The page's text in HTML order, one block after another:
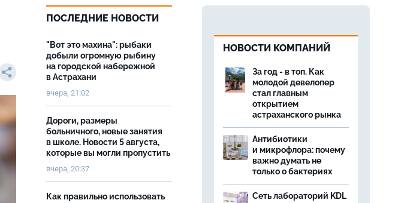
ПОСЛЕДНИЕ НОВОСТИ
"Вот это махина": рыбаки
добыли огромную рыбину
на городской набережной
в Астрахани
вчера, 21:02
Дороги, размеры
больничного, новые занятия
в школе. Новости 5 августа,
которые вы могли пропустить
вчера, 20:37
Как правильно использовать
НОВОСТИ КОМПАНИЙ
За год - в топ. Как
молодой девелопер
стал главным
открытием
астраханского рынка
Антибиотики
и микрофлора: почему
важно думать не
только о бактериях
Сеть лабораторий KDL